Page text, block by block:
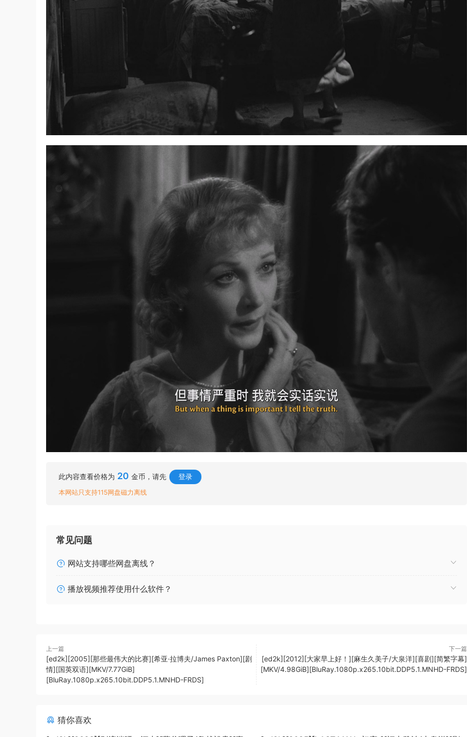
此内容查看价格为 20 金币，请先 登录
本网站只支持115网盘磁力离线
常见问题
网站支持哪些网盘离线？
播放视频推荐使用什么软件？
上一篇
[ed2k][2005][那些最伟大的比赛][希亚·拉博夫/James Paxton][剧
情][国英双语][MKV/7.77GiB]
[BluRay.1080p.x265.10bit.DDP5.1.MNHD-FRDS]
下一篇
[ed2k][2012][大家早上好！][麻生久美子/大泉洋][喜剧][简繁字幕]
[MKV/4.98GiB][BluRay.1080p.x265.10bit.DDP5.1.MNHD-FRDS]
猜你喜欢